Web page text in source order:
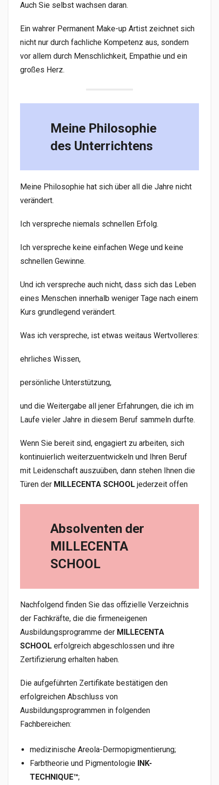
Auch Sie selbst wachsen daran.
Ein wahrer Permanent Make-up Artist zeichnet sich
nicht nur durch fachliche Kompetenz aus, sondern
vor allem durch Menschlichkeit, Empathie und ein
großes Herz.
Meine Philosophie
des Unterrichtens
Meine Philosophie hat sich über all die Jahre nicht
verändert.
Ich verspreche niemals schnellen Erfolg.
Ich verspreche keine einfachen Wege und keine
schnellen Gewinne.
Und ich verspreche auch nicht, dass sich das Leben
eines Menschen innerhalb weniger Tage nach einem
Kurs grundlegend verändert.
Was ich verspreche, ist etwas weitaus Wertvolleres:
ehrliches Wissen,
persönliche Unterstützung,
und die Weitergabe all jener Erfahrungen, die ich im
Laufe vieler Jahre in diesem Beruf sammeln durfte.
Wenn Sie bereit sind, engagiert zu arbeiten, sich
kontinuierlich weiterzuentwickeln und Ihren Beruf
mit Leidenschaft auszuüben, dann stehen Ihnen die
Türen der MILLECENTA SCHOOL jederzeit offen
Absolventen der
MILLECENTA
SCHOOL
Nachfolgend finden Sie das offizielle Verzeichnis
der Fachkräfte, die die firmeneigenen
Ausbildungsprogramme der MILLECENTA
SCHOOL erfolgreich abgeschlossen und ihre
Zertifizierung erhalten haben.
Die aufgeführten Zertifikate bestätigen den
erfolgreichen Abschluss von
Ausbildungsprogrammen in folgenden
Fachbereichen:
medizinische Areola-Dermopigmentierung;
Farbtheorie und Pigmentologie INK-
TECHNIQUE™;